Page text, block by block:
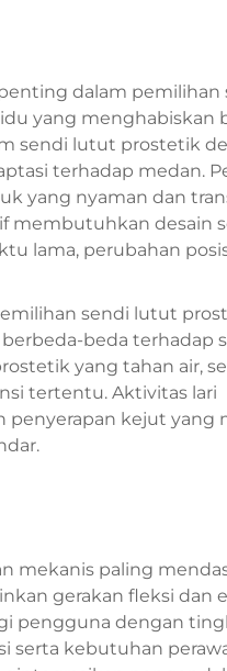
dalam pemilihan
yang menghabiskan
sendi lutut prostetik
terhadap medan.
yang nyaman dan
membutuhkan desain
lama, perubahan
sendi lutut
beda terhadap
yang tahan air,
tertentu. Aktivitas lari
penyerapan kejut yang
mekanis paling
gerakan fleksi dan
pengguna dengan
serta kebutuhan